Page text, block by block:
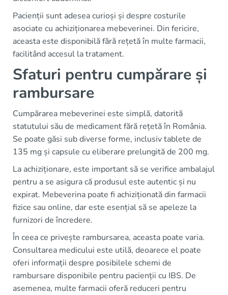
Pacienții sunt adesea curioși și despre costurile
asociate cu achiziționarea mebeverinei. Din fericire,
aceasta este disponibilă fără rețetă în multe farmacii,
facilitând accesul la tratament.
Sfaturi pentru cumpărare și
rambursare
Cumpărarea mebeverinei este simplă, datorită
statutului său de medicament fără rețetă în România.
Se poate găsi sub diverse forme, inclusiv tablete de
135 mg și capsule cu eliberare prelungită de 200 mg.
La achiziționare, este important să se verifice ambalajul
pentru a se asigura că produsul este autentic și nu
expirat. Mebeverina poate fi achiziționată din farmacii
fizice sau online, dar este esențial să se apeleze la
furnizori de încredere.
În ceea ce privește rambursarea, aceasta poate varia.
Consultarea medicului este utilă, deoarece el poate
oferi informații despre posibilele schemi de
rambursare disponibile pentru pacienții cu IBS. De
asemenea, multe farmacii oferă reduceri pentru